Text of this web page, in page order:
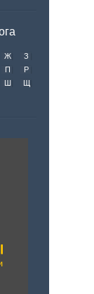
Ж
З
П
Р
Ш
Щ